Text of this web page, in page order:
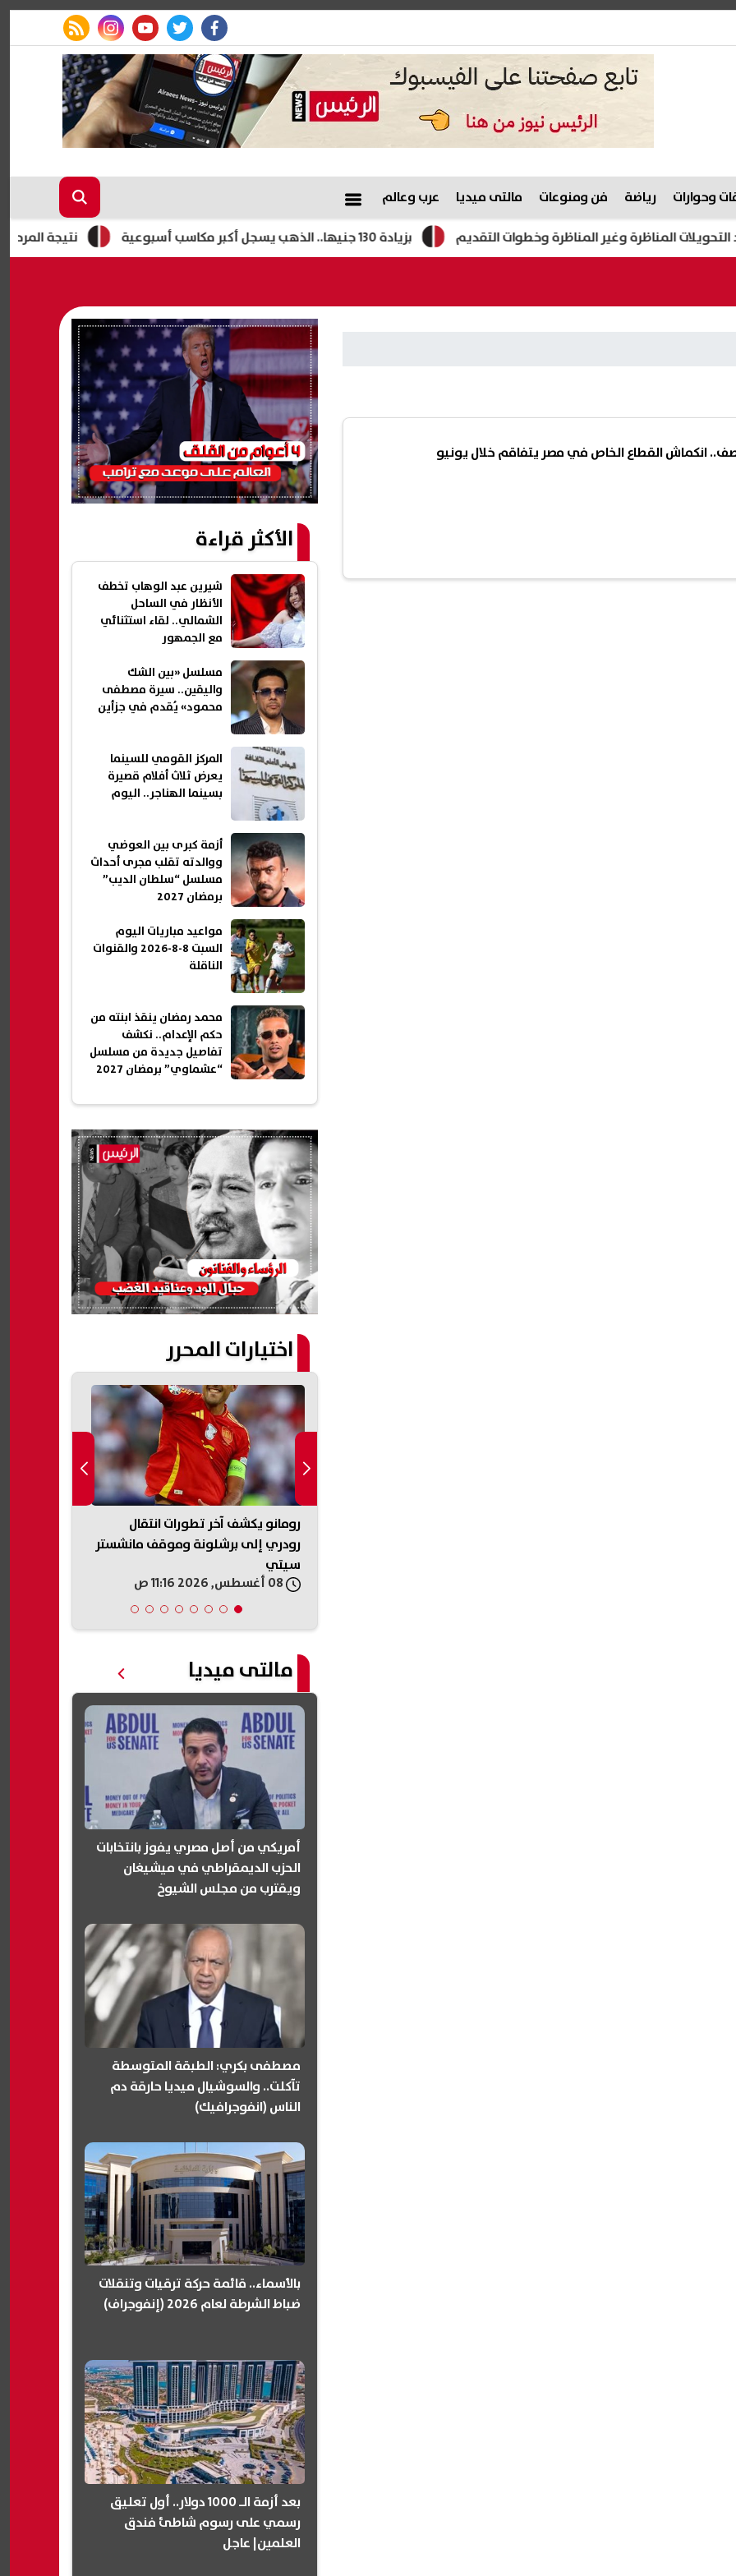
facebook
twitter
youtube
instagram
rss feed
وحوارات رياضة فن ومنوعات مالتى ميديا عرب وعالم
نتيجة المرحلة بزيادة 130 جنيها.. الذهب يسجل أكبر مكاسب أسبوعية
الأكثر قراءة
شيرين عبد الوهاب تخطف
الأنظار في الساحل
الشمالي.. لقاء استثنائي
مع الجمهور
مسلسل «بين الشك
واليقين.. سيرة مصطفى
محمود» يُقدم في جزأين
المركز القومي للسينما
يعرض ثلاث أفلام قصيرة
بسينما الهناجر.. اليوم
أزمة كبرى بين العوضي
ووالدته تقلب مجرى أحداث
مسلسل “سلطان الديب”
برمضان 2027
مواعيد مباريات اليوم
السبت 8-8-2026 والقنوات
الناقلة
محمد رمضان ينقذ ابنته من
حكم الإعدام.. نكشف
تفاصيل جديدة من مسلسل
“عشماوي” برمضان 2027
اختيارات المحرر
رومانو يكشف آخر تطورات انتقال
رودري إلى برشلونة وموقف مانشستر
سيتي
مالتى ميديا
أمريكي من أصل مصري يفوز بانتخابات
الحزب الديمقراطي في ميشيغان
ويقترب من مجلس الشيوخ
مصطفى بكري: الطبقة المتوسطة
تآكلت.. والسوشيال ميديا حارقة دم
الناس (انفوجرافيك)
بالأسماء.. قائمة حركة ترقيات وتنقلات
ضباط الشرطة لعام 2026 (إنفوجراف)
بعد أزمة الـ 1000 دولار.. أول تعليق
رسمي على رسوم شاطئ فندق
العلمين| عاجل